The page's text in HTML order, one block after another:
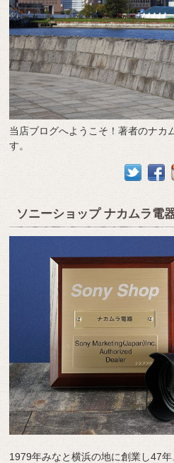
当店ブログへようこそ！著者のナカ
す。
ソニーショップ ナカムラ電
1979年みなと横浜の地に創業し47